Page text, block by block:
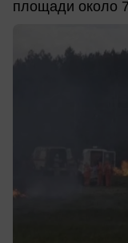
площади около